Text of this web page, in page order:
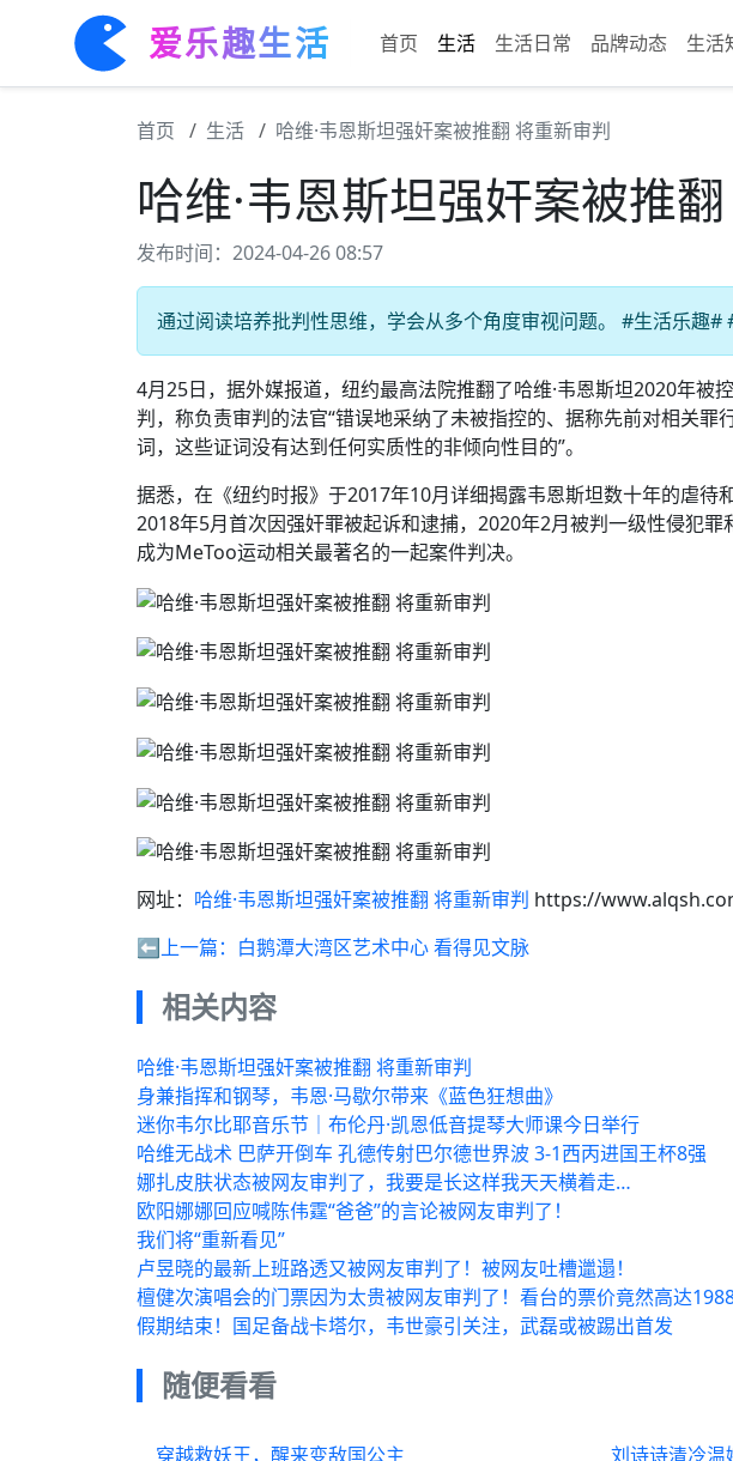
爱乐趣生活 首页 生活 生活日常 品牌动态 生活
首页 生活 哈维·韦恩斯坦强奸案被推翻 将重新审判
哈维·韦恩斯坦强奸案被推
发布时间：2024-04-26 08:57
通过阅读培养批判性思维，学会从多个角度审视问题。 #生活乐趣#
4月25日，据外媒报道，纽约最高法院推翻了哈维·韦恩斯坦2020年被
判，称负责审判的法官“错误地采纳了未被指控的、据称先前对相关罪
词，这些证词没有达到任何实质性的非倾向性目的”。
据悉，在《纽约时报》于2017年10月详细揭露韦恩斯坦数十年的虐待
2018年5月首次因强奸罪被起诉和逮捕，2020年2月被判一级性侵犯罪
成为MeToo运动相关最著名的一起案件判决。
网址： 哈维·韦恩斯坦强奸案被推翻 将重新审判 https://
⬅️上一篇： 白鹅潭大湾区艺术中心 看得见文脉
相关内容
哈维·韦恩斯坦强奸案被推翻 将重新审判
身兼指挥和钢琴，韦恩·马歇尔带来《蓝色狂想曲》
迷你韦尔比耶音乐节｜布伦丹·凯恩低音提琴大师课今日举行
哈维无战术 巴萨开倒车 孔德传射巴尔德世界波 3-1西丙进国王杯8强
娜扎皮肤状态被网友审判了，我要是长这样我天天横着走…
欧阳娜娜回应喊陈伟霆“爸爸”的言论被网友审判了！
我们将“重新看见”
卢昱晓的最新上班路透又被网友审判了！被网友吐槽邋遢！
檀健次演唱会的门票因为太贵被网友审判了！看台的票价竟然高达1988
假期结束！国足备战卡塔尔，韦世豪引关注，武磊或被踢出首发
随便看看
穿越救妖王，醒来变敌国公主